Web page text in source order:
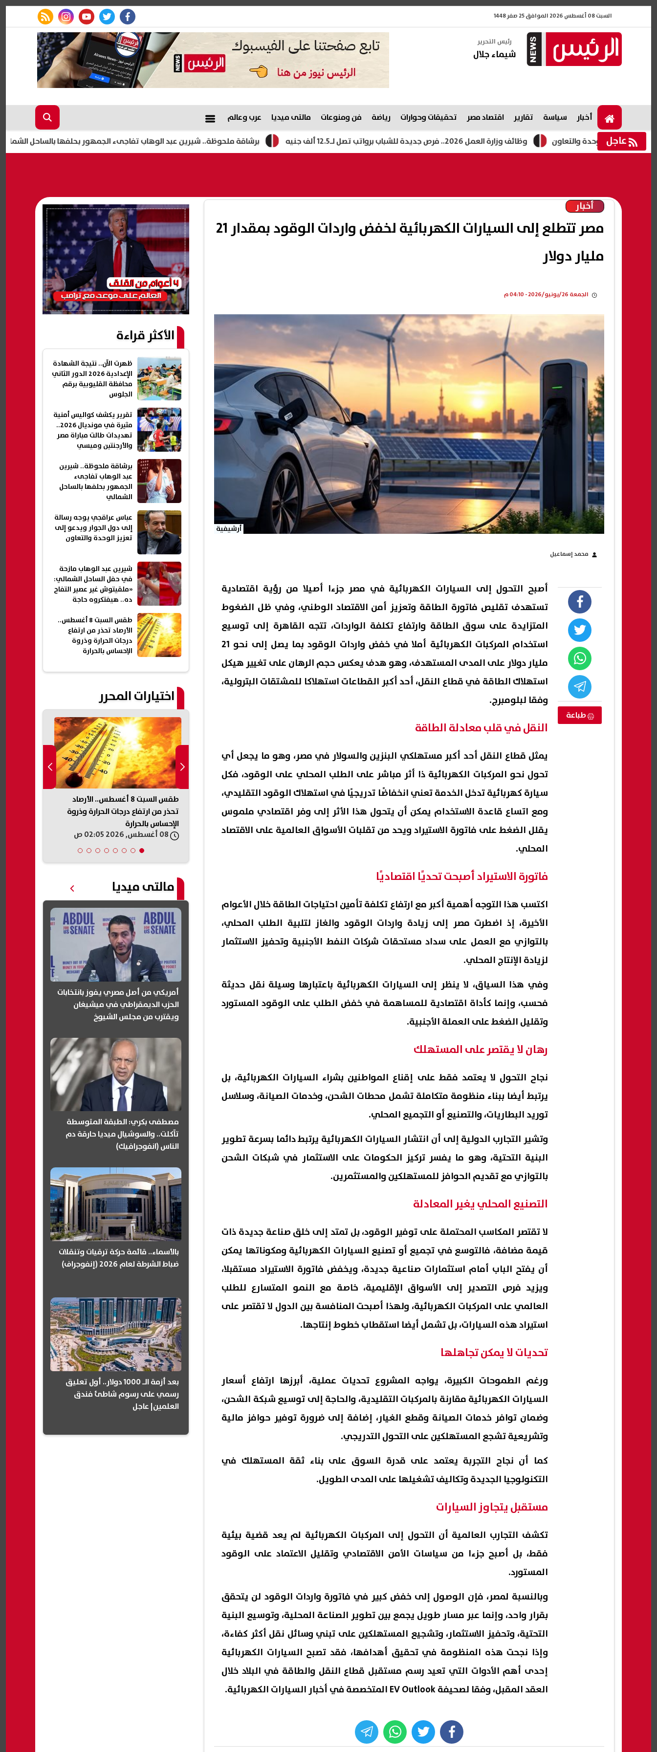
السبت 08 أغسطس 2026 الموافق 25 صفر 1448
facebook
twitter
youtube
instagram
rss feed
رئيس التحرير
شيماء جلال
أخبار سياسة تقارير اقتصاد مصر تحقيقات وحوارات رياضة فن ومنوعات مالتى ميديا عرب وعالم
عاجل حفل برشاقة ملحوظة.. شيرين عبد الوهاب تفاجىء الجمهور بحلفها بالساحل الشمالي وظائف وزارة العمل 2026.. فرص جديدة للشباب برواتب تصل لـ12.5 ألف جنيه الوحدة والتعاون
أخبار
مصر تتطلع إلى السيارات الكهربائية لخفض واردات الوقود بمقدار 21
مليار دولار
الجمعة 26/يونيو/2026 - 04:10 م
أرشيفية
محمد إسماعيل
طباعة
أصبح التحول إلى السيارات الكهربائية في مصر جزءا أصيلا من رؤية اقتصادية
تستهدف تقليص فاتورة الطاقة وتعزيز أمن الاقتصاد الوطني، وفي ظل الضغوط
المتزايدة على سوق الطاقة وارتفاع تكلفة الواردات، تتجه القاهرة إلى توسيع
استخدام المركبات الكهربائية أملا في خفض واردات الوقود بما يصل إلى نحو 21
مليار دولار على المدى المستهدف، وهو هدف يعكس حجم الرهان على تغيير هيكل
استهلاك الطاقة في قطاع النقل، أحد أكبر القطاعات استهلاكا للمشتقات البترولية،
وفقا لبلومبرج.
النقل في قلب معادلة الطاقة
يمثل قطاع النقل أحد أكبر مستهلكي البنزين والسولار في مصر، وهو ما يجعل أي
تحول نحو المركبات الكهربائية ذا أثر مباشر على الطلب المحلي على الوقود، فكل
سيارة كهربائية تدخل الخدمة تعني انخفاضًا تدريجيًا في استهلاك الوقود التقليدي،
ومع اتساع قاعدة الاستخدام يمكن أن يتحول هذا الأثر إلى وفر اقتصادي ملموس
يقلل الضغط على فاتورة الاستيراد ويحد من تقلبات الأسواق العالمية على الاقتصاد
المحلي.
فاتورة الاستيراد أصبحت تحديًا اقتصاديًا
اكتسب هذا التوجه أهمية أكبر مع ارتفاع تكلفة تأمين احتياجات الطاقة خلال الأعوام
الأخيرة، إذ اضطرت مصر إلى زيادة واردات الوقود والغاز لتلبية الطلب المحلي،
بالتوازي مع العمل على سداد مستحقات شركات النفط الأجنبية وتحفيز الاستثمار
لزيادة الإنتاج المحلي.
وفي هذا السياق، لا ينظر إلى السيارات الكهربائية باعتبارها وسيلة نقل حديثة
فحسب، وإنما كأداة اقتصادية للمساهمة في خفض الطلب على الوقود المستورد
وتقليل الضغط على العملة الأجنبية.
رهان لا يقتصر على المستهلك
نجاح التحول لا يعتمد فقط على إقناع المواطنين بشراء السيارات الكهربائية، بل
يرتبط أيضا ببناء منظومة متكاملة تشمل محطات الشحن، وخدمات الصيانة، وسلاسل
توريد البطاريات، والتصنيع أو التجميع المحلي.
وتشير التجارب الدولية إلى أن انتشار السيارات الكهربائية يرتبط دائما بسرعة تطوير
البنية التحتية، وهو ما يفسر تركيز الحكومات على الاستثمار في شبكات الشحن
بالتوازي مع تقديم الحوافز للمستهلكين والمستثمرين.
التصنيع المحلي يغير المعادلة
لا تقتصر المكاسب المحتملة على توفير الوقود، بل تمتد إلى خلق صناعة جديدة ذات
قيمة مضافة، فالتوسع في تجميع أو تصنيع السيارات الكهربائية ومكوناتها يمكن
أن يفتح الباب أمام استثمارات صناعية جديدة، ويخفض فاتورة الاستيراد مستقبلا،
ويزيد فرص التصدير إلى الأسواق الإقليمية، خاصة مع النمو المتسارع للطلب
العالمي على المركبات الكهربائية، ولهذا أصبحت المنافسة بين الدول لا تقتصر على
استيراد هذه السيارات، بل تشمل أيضا استقطاب خطوط إنتاجها.
تحديات لا يمكن تجاهلها
ورغم الطموحات الكبيرة، يواجه المشروع تحديات عملية، أبرزها ارتفاع أسعار
السيارات الكهربائية مقارنة بالمركبات التقليدية، والحاجة إلى توسيع شبكة الشحن،
وضمان توافر خدمات الصيانة وقطع الغيار، إضافة إلى ضرورة توفير حوافز مالية
وتشريعية تشجع المستهلكين على التحول التدريجي.
كما أن نجاح التجربة يعتمد على قدرة السوق على بناء ثقة المستهلك في
التكنولوجيا الجديدة وتكاليف تشغيلها على المدى الطويل.
مستقبل يتجاوز السيارات
تكشف التجارب العالمية أن التحول إلى المركبات الكهربائية لم يعد قضية بيئية
فقط، بل أصبح جزءا من سياسات الأمن الاقتصادي وتقليل الاعتماد على الوقود
المستورد.
وبالنسبة لمصر، فإن الوصول إلى خفض كبير في فاتورة واردات الوقود لن يتحقق
بقرار واحد، وإنما عبر مسار طويل يجمع بين تطوير الصناعة المحلية، وتوسيع البنية
التحتية، وتحفيز الاستثمار، وتشجيع المستهلكين على تبني وسائل نقل أكثر كفاءة،
وإذا نجحت هذه المنظومة في تحقيق أهدافها، فقد تصبح السيارات الكهربائية
إحدى أهم الأدوات التي تعيد رسم مستقبل قطاع النقل والطاقة في البلاد خلال
العقد المقبل، وفقا لصحيفة EV Outlook المتخصصة في أخبار السيارات الكهربائية.
facebook
twitter
whats
الأكثر قراءة
ظهرت الآن.. نتيجة الشهادة
الإعدادية 2026 الدور الثاني
محافظة القليوبية برقم
الجلوس
تقرير يكشف كواليس أمنية
مثيرة في مونديال 2026..
تهديدات طالت مباراة مصر
والأرجنتين وميسي
برشاقة ملحوظة.. شيرين
عبد الوهاب تفاجىء
الجمهور بحلفها بالساحل
الشمالي
عباس عراقجي يوجه رسالة
إلى دول الجوار ويدعو إلى
تعزيز الوحدة والتعاون
شيرين عبد الوهاب مازحة
في حفل الساحل الشمالي:
«ملقيتوش غير عصير التفاح
ده.. هيفتكروه حاجة
طقس السبت 8 أغسطس..
الأرصاد تحذر من ارتفاع
درجات الحرارة وذروة
الإحساس بالحرارة
اختيارات المحرر
شيرين عبد الوهاب تشعل حفل
العلمين بعد غياب.. وتوجه رسالة
قوية: «كلنا صوت مصر»
وظائف وزارة العمل 2026.. فرص
جديدة للشباب برواتب تصل لـ12.5 ألف
جنيه
08 أغسطس, 2026 01:02 ص
يغادرون الفريق في الميركاتو
الصيفي
07 أغسطس, 2026 11:52 م
طقس السبت 8 أغسطس.. الأرصاد
تحذر من ارتفاع درجات الحرارة وذروة
الإحساس بالحرارة
مالتى ميديا
أمريكي من أصل مصري يفوز بانتخابات
الحزب الديمقراطي في ميشيغان
ويقترب من مجلس الشيوخ
مصطفى بكري: الطبقة المتوسطة
تآكلت.. والسوشيال ميديا حارقة دم
الناس (انفوجرافيك)
بالأسماء.. قائمة حركة ترقيات وتنقلات
ضباط الشرطة لعام 2026 (إنفوجراف)
بعد أزمة الـ 1000 دولار.. أول تعليق
رسمي على رسوم شاطئ فندق
العلمين| عاجل